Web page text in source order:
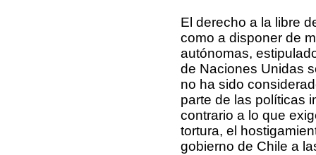
El derecho a la libre
como a disponer de
autónomas,
de Naciones Unidas
no ha sido
parte de las políticas
contrario a lo que
tortura, el
gobierno de Chile a